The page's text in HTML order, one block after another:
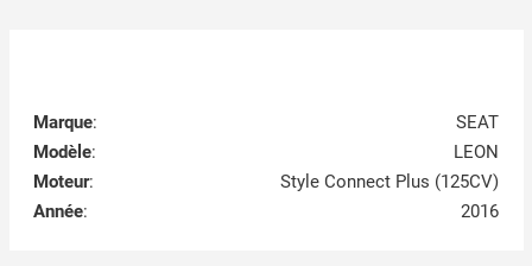
Marque:
SEAT
Modèle:
LEON
Moteur:
Style Connect Plus (125CV)
Année: 2016